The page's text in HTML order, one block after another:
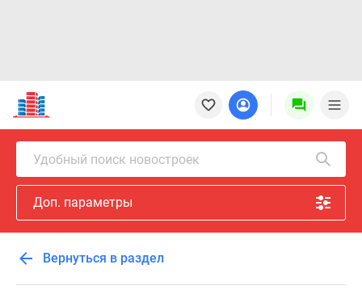
Новостройки
Квартиры
Ипотека
Новостройки
Москвы
Новостройки
Подмосковья
Новостройки
Москвы
Готовые
Удобный поиск новостроек
Доп. параметры
Вернуться в раздел